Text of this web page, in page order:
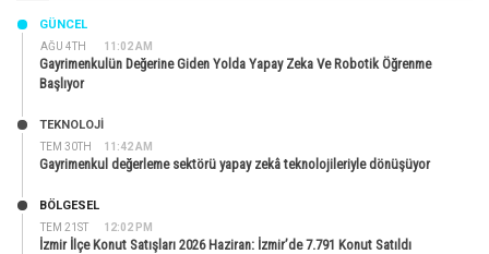
AĞU 4TH 11:02 AM
GÜNCEL
Gayrimenkulün Değerine Giden Yolda Yapay Zeka Ve Robotik Öğrenme
Başlıyor
TEM 30TH 11:42 AM
TEKNOLOJİ
Gayrimenkul değerleme sektörü yapay zekâ teknolojileriyle dönüşüyor
TEM 21ST 12:02 PM
BÖLGESEL
İzmir İlçe Konut Satışları 2026 Haziran: İzmir’de 7.791 Konut Satıldı